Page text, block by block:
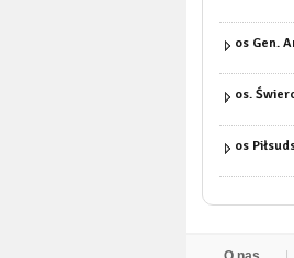
os Gen.
os.
os